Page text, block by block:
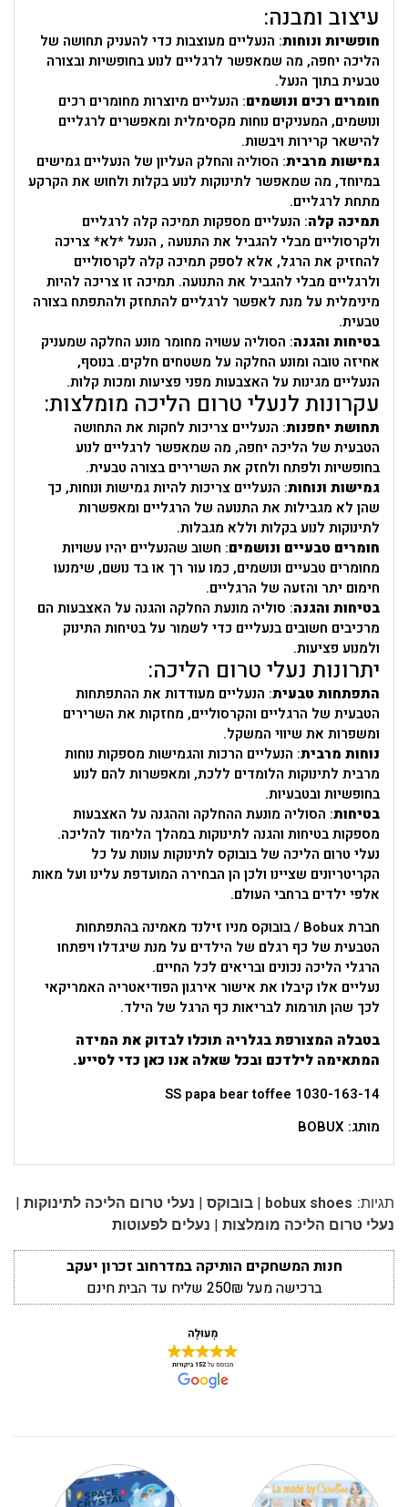
עיצוב ומבנה:
חופשיות ונוחות: הנעליים מעוצבות כדי להעניק תחושה של
הליכה יחפה, מה שמאפשר לרגליים לנוע בחופשיות ובצורה
טבעית בתוך הנעל.
חומרים רכים ונושמים: הנעליים מיוצרות מחומרים רכים
ונושמים, המעניקים נוחות מקסימלית ומאפשרים לרגליים
להישאר קרירות ויבשות.
גמישות מרבית: הסוליה והחלק העליון של הנעליים גמישים
במיוחד, מה שמאפשר לתינוקות לנוע בקלות ולחוש את הקרקע
מתחת לרגליים.
תמיכה קלה: הנעליים מספקות תמיכה קלה לרגליים
ולקרסוליים מבלי להגביל את התנועה , הנעל *לא* צריכה
להחזיק את הרגל, אלא לספק תמיכה קלה לקרסוליים
ולרגליים מבלי להגביל את התנועה. תמיכה זו צריכה להיות
מינימלית על מנת לאפשר לרגליים להתחזק ולהתפתח בצורה
טבעית.
בטיחות והגנה: הסוליה עשויה מחומר מונע החלקה שמעניק
אחיזה טובה ומונע החלקה על משטחים חלקים. בנוסף,
הנעליים מגינות על האצבעות מפני פציעות ומכות קלות.
עקרונות לנעלי טרום הליכה מומלצות:
תחושת יחפנות: הנעליים צריכות לחקות את התחושה
הטבעית של הליכה יחפה, מה שמאפשר לרגליים לנוע
בחופשיות ולפתח ולחזק את השרירים בצורה טבעית.
גמישות ונוחות: הנעליים צריכות להיות גמישות ונוחות, כך
שהן לא מגבילות את התנועה של הרגליים ומאפשרות
לתינוקות לנוע בקלות וללא מגבלות.
חומרים טבעיים ונושמים: חשוב שהנעליים יהיו עשויות
מחומרים טבעיים ונושמים, כמו עור רך או בד נושם, שימנעו
חימום יתר והזעה של הרגליים.
בטיחות והגנה: סוליה מונעת החלקה והגנה על האצבעות הם
מרכיבים חשובים בנעליים כדי לשמור על בטיחות התינוק
ולמנוע פציעות.
יתרונות נעלי טרום הליכה:
התפתחות טבעית: הנעליים מעודדות את ההתפתחות
הטבעית של הרגליים והקרסוליים, מחזקות את השרירים
ומשפרות את שיווי המשקל.
נוחות מרבית: הנעליים הרכות והגמישות מספקות נוחות
מרבית לתינוקות הלומדים ללכת, ומאפשרות להם לנוע
בחופשיות ובטבעיות.
בטיחות: הסוליה מונעת ההחלקה וההגנה על האצבעות
מספקות בטיחות והגנה לתינוקות במהלך הלימוד להליכה.
נעלי טרום הליכה של בובוקס לתינוקות עונות על כל
הקריטריונים שציינו ולכן הן הבחירה המועדפת עלינו ועל מאות
אלפי ילדים ברחבי העולם.
חברת Bobux / בובוקס מניו זילנד מאמינה בהתפתחות
הטבעית של כף רגלם של הילדים על מנת שיגדלו ויפתחו
הרגלי הליכה נכונים ובריאים לכל החיים.
נעליים אלו קיבלו את אישור אירגון הפודיאטריה האמריקאי
לכך שהן תורמות לבריאות כף הרגל של הילד.
בטבלה המצורפת בגלריה תוכלו לבדוק את המידה
המתאימה לילדכם ובכל שאלה אנו כאן כדי לסייע.
SS papa bear toffee 1030-163-14
מותג: BOBUX
תגיות: bobux shoes
| בובוקס | נעלי טרום הליכה לתינוקות |
נעלי טרום הליכה מומלצות | נעלים לפעוטות
חנות המשחקים הותיקה במדרחוב זכרון יעקב
ברכישה מעל 250₪ שליח עד הבית חינם